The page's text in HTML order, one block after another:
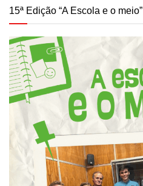
15ª Edição “A Escola e o meio”